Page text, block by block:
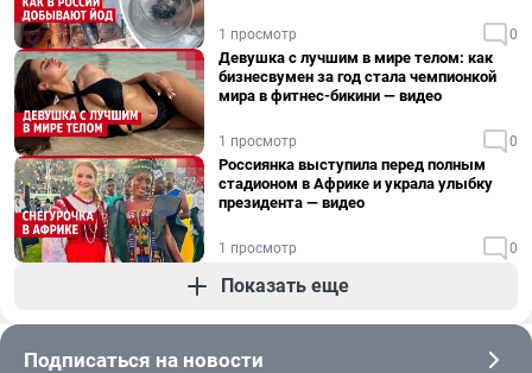
1 просмотр 0
Девушка с лучшим в мире телом: как
бизнесвумен за год стала чемпионкой
мира в фитнес-бикини — видео
1 просмотр 0
Россиянка выступила перед полным
стадионом в Африке и украла улыбку
президента — видео
1 просмотр 0
Показать еще
Подписаться на новости